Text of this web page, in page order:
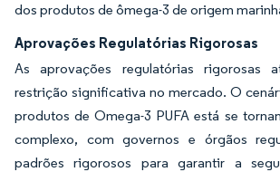
dos produtos de ômega-3 de origem
Aprovações Regulatórias Rigorosas
As aprovações regulatórias rigorosas
restrição significativa no mercado. O
produtos de Omega-3 PUFA está se
complexo, com governos e órgãos
padrões rigorosos para garantir a